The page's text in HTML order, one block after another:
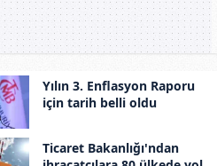
Yılın 3. Enflasyon Raporu
için tarih belli oldu
Ticaret Bakanlığı'ndan